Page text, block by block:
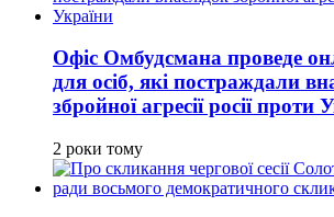
Офіс Омбудсмана проведе
для осіб, які постраждали
збройної агресії росії проти
2 роки тому